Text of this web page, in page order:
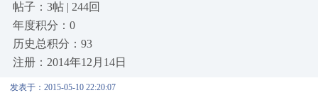
帖子：3帖 | 244回
年度积分：0
历史总积分：93
注册：2014年12月14日
发表于：2015-05-10 22:20:07